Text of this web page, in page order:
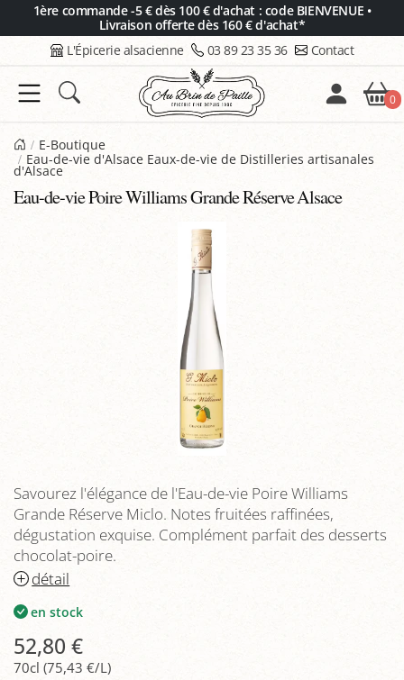
1ère commande -5 € dès 100 € d'achat : code BIENVENUE •
Livraison offerte dès 160 € d'achat*
L'Épicerie alsacienne 03 89 23 35 36 Contact
0
E-Boutique
Eau-de-vie d'Alsace Eaux-de-vie de Distilleries artisanales
d'Alsace
Eau-de-vie Poire Williams Grande Réserve Alsace
Savourez l'élégance de l'Eau-de-vie Poire Williams
Grande Réserve Miclo. Notes fruitées raffinées,
dégustation exquise. Complément parfait des desserts
chocolat-poire.
détail
en stock
52,80 €
70cl (75,43 €/L)
Panneau de gestion des cookies